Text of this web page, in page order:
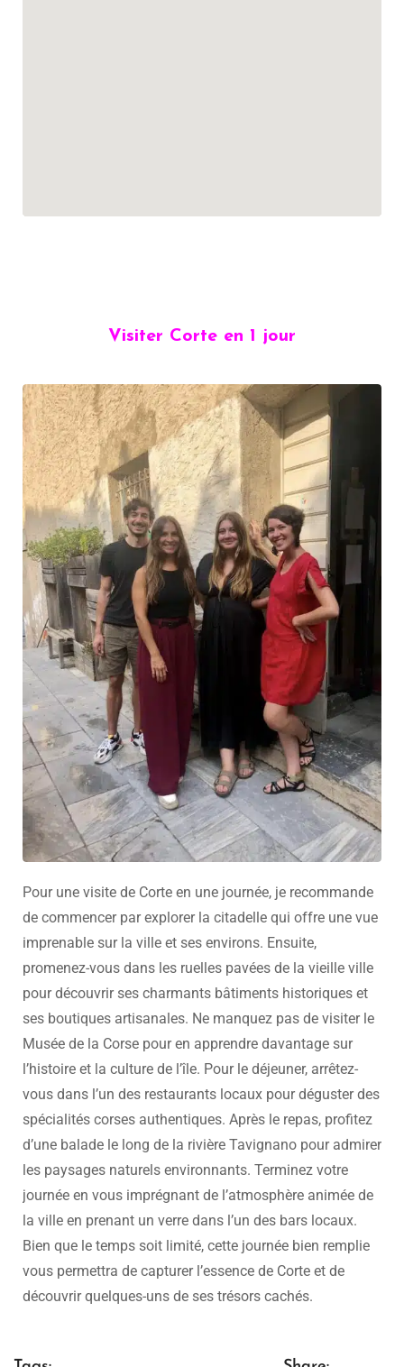
Visiter Corte en 1 jour
Pour une visite de Corte en une journée, je recommande
de commencer par explorer la citadelle qui offre une vue
imprenable sur la ville et ses environs. Ensuite,
promenez-vous dans les ruelles pavées de la vieille ville
pour découvrir ses charmants bâtiments historiques et
ses boutiques artisanales. Ne manquez pas de visiter le
Musée de la Corse pour en apprendre davantage sur
l’histoire et la culture de l’île. Pour le déjeuner, arrêtez-
vous dans l’un des restaurants locaux pour déguster des
spécialités corses authentiques. Après le repas, profitez
d’une balade le long de la rivière Tavignano pour admirer
les paysages naturels environnants. Terminez votre
journée en vous imprégnant de l’atmosphère animée de
la ville en prenant un verre dans l’un des bars locaux.
Bien que le temps soit limité, cette journée bien remplie
vous permettra de capturer l’essence de Corte et de
découvrir quelques-uns de ses trésors cachés.